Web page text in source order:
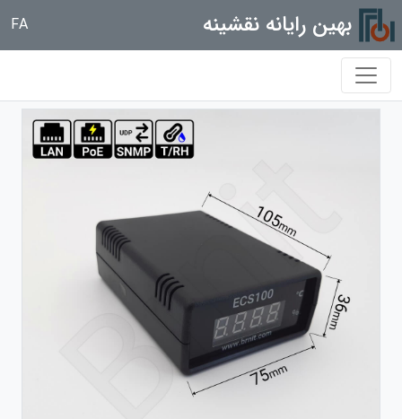
بهین رایانه نقشینه FA